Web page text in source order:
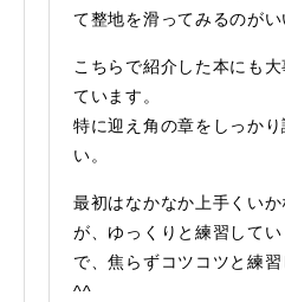
て整地を滑ってみるのがい
こちらで紹介した本にも
ています。
特に迎え角の章をしっか
い。
最初はなかなか上手くい
が、ゆっくりと練習して
で、焦らずコツコツと練
^^